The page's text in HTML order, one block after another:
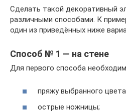
Сделать такой декоративный
различными способами. К
один из приведённых ниже
Способ № 1 — на стене
Для первого способа
пряжу выбранного
острые ножницы;